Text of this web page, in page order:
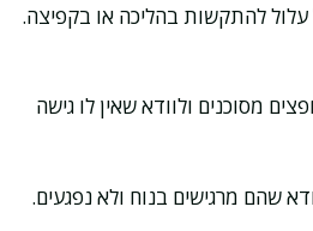
עלול להתקשות בהליכה או בקפיצה.
מסוכנים ולוודא שאין לו גישה
שהם מרגישים בנוח ולא נפגעים.